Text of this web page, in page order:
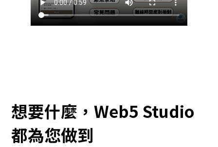
想要什麼，Web5 Studio
都為您做到